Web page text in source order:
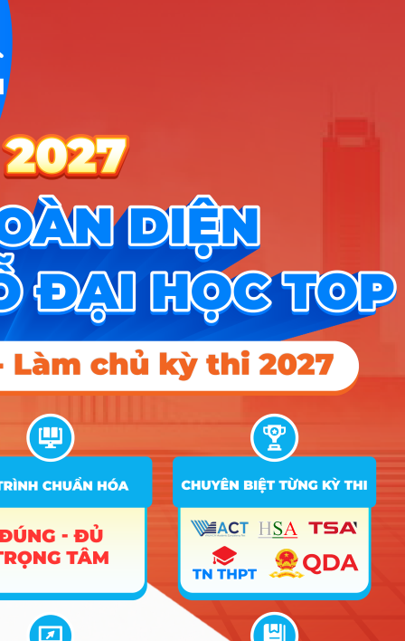
Tiếng
D01; D14; D15; D66;
D09; D10; D84
thang
30
D84; D08; D10; D14
18 24.5 25
Tiếng
số 2,
quy về
thang
30
D84; D08; D10; D14
18 24.5
30
D01; A01; D07; D90;
18 24.5 25.25
số 2,
thang
30
D01; A01; D07; D90;
D84; D08; D10; D14
18 24.75
Tiếng